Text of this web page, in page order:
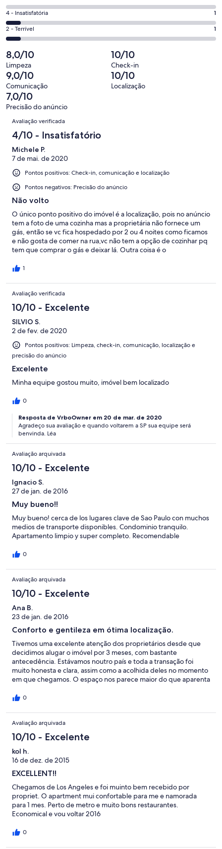
12
de
14
avaliações
-
Boa.
0
de
avaliações
6
-
Ok.
0
de
14
avaliações
Nota
4
-
1
de
14
avaliações
4 - Insatisfatória 1
Nota
2
-
Terrível.
1
de
14
avaliações
2 - Terrível 1
8,0/10
Limpeza
10/10
Check-in
9,0/10
Comunicação
10/10
Localização
7,0/10
Precisão do anúncio
Avaliações
Avaliação verificada
4/10 - Insatisfatório
Michele P.
7 de mai. de 2020
Pontos positivos: Check-in, comunicação e localização
Pontos negativos: Precisão do anúncio
Não volto
O único ponto positivo do imóvel é a localização, pois no anúncio
tem a foto de uma cozinha mas a proprietária não fornece um
gás, então se vc fica hospedado por 2 ou 4 noites como ficamos
e não gosta de comer na rua,vc não tem a opção de cozinhar pq
tem que comprar o gás e deixar lá. Outra coisa é o
aberta não funciona pq molha todo o banheiro...Ahhh e sem
comum...não volto!
1
Avaliação verificada
10/10 - Excelente
SILVIO S.
2 de fev. de 2020
Pontos positivos: Limpeza, check-in, comunicação, localização e
precisão do anúncio
Excelente
Minha equipe gostou muito, imóvel bem localizado
0
Resposta de VrboOwner em 20 de mar. de 2020
Agradeço sua avaliação e quando voltarem a SP sua equipe será
benvinda. Léa
Avaliação arquivada
10/10 - Excelente
Ignacio S.
27 de jan. de 2016
Muy bueno!!
Muy bueno! cerca de los lugares clave de Sao Paulo con muchos
medios de transporte disponibles. Condominio tranquilo.
Apartamento limpio y super completo. Recomendable
0
Avaliação arquivada
10/10 - Excelente
Ana B.
23 de jan. de 2016
Conforto e gentileza em ótima localização.
Tivemos uma excelente atenção dos proprietários desde que
decidimos alugar o imóvel por 3 meses, com bastante
antecedência. Estávamos noutro país e toda a transação foi
muito honesta e clara, assim como a acolhida deles no momento
em que chegamos. O espaço nos parece maior do que aparenta
como vários utensílios de cozinha e banheiro. A localização é
proximidades. Tudo funciona corretamente (tv, wifi, ducha,
refrigerador, fogão, torneiras, ventiladores e possui uma
decoração muito acolhedora. Certamente recomendarei este
apartamento a conhecidos que precisem estar em SP.
0
Avaliação arquivada
10/10 - Excelente
kol h.
16 de dez. de 2015
EXCELLENT!!
Chegamos de Los Angeles e foi muinto bem recebido por
propriet. O apartment mui confortable para me e namorada
para 1 mes. Perto de metro e muito bons restaurantes.
Economical e vou voltar 2016
0